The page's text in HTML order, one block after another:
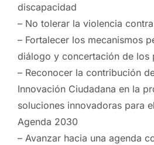
discapacidad
– No tolerar la violencia
– Fortalecer los mecanismos
diálogo y concertación de los
– Reconocer la contribución
Innovación Ciudadana en la
soluciones innovadoras para
Agenda 2030
– Avanzar hacia una agenda